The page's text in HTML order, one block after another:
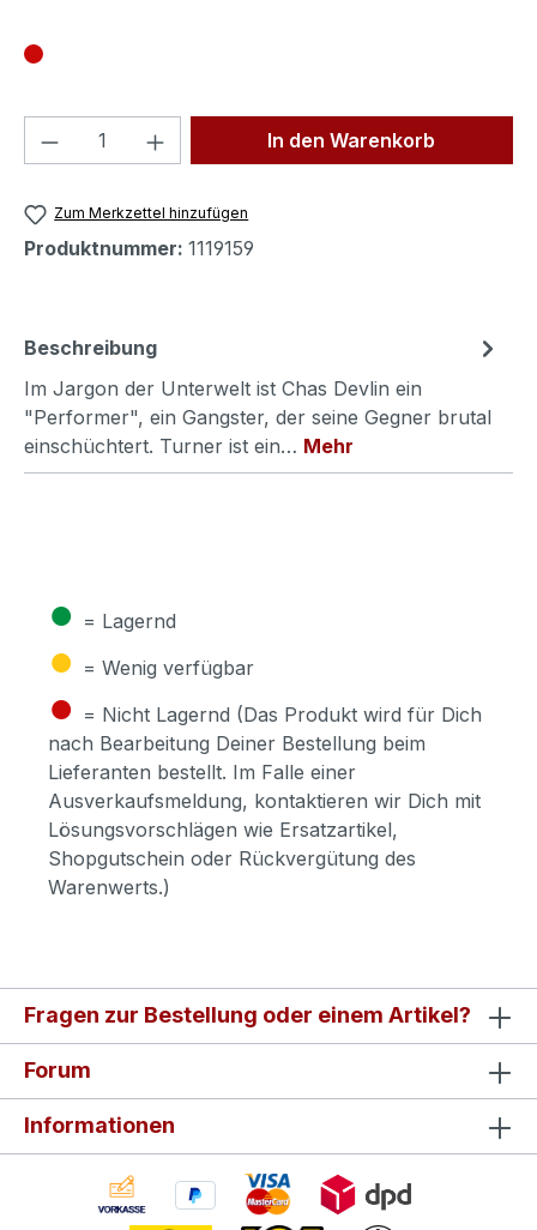
Produkt Anzahl: Gib denIn den Warenkorb
Zum Merkzettel hinzufügen
Produktnummer: 1119159
Beschreibung
Im Jargon der Unterwelt ist Chas Devlin ein
"Performer", ein Gangster, der seine Gegner brutal
einschüchtert. Turner ist ein… Mehr
● = Lagernd
● = Wenig verfügbar
● = Nicht Lagernd (Das Produkt wird für Dich
nach Bearbeitung Deiner Bestellung beim
Lieferanten bestellt. Im Falle einer
Ausverkaufsmeldung, kontaktieren wir Dich mit
Lösungsvorschlägen wie Ersatzartikel,
Shopgutschein oder Rückvergütung des
Warenwerts.)
Fragen zur Bestellung oder einem Artikel?
Forum
Informationen